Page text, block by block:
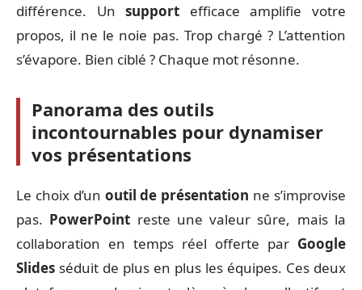
différence. Unsupport efficace amplifie votre
propos, il ne le noie pas. Trop chargé ? L’attention
s’évapore. Bien ciblé ? Chaque mot résonne.
Panorama des outils
incontournables pour dynamiser
vos présentations
Le choix d’un outil de présentation ne s’improvise
pas. PowerPoint reste une valeur sûre, mais la
collaboration en temps réel offerte par Google
Slides séduit de plus en plus les équipes. Ces deux